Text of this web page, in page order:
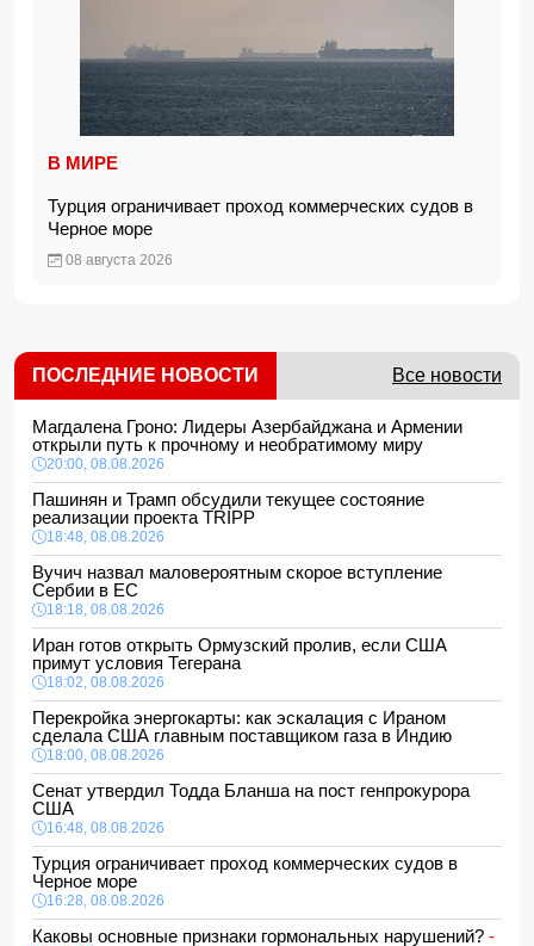
В МИРЕ
Турция ограничивает проход коммерческих судов в
Черное море
08 августа 2026
ПОСЛЕДНИЕ НОВОСТИ Все новости
Магдалена Гроно: Лидеры Азербайджана и Армении
открыли путь к прочному и необратимому миру
20:00, 08.08.2026
Пашинян и Трамп обсудили текущее состояние
реализации проекта TRIPP
18:48, 08.08.2026
Вучич назвал маловероятным скорое вступление
Сербии в ЕС
18:18, 08.08.2026
Иран готов открыть Ормузский пролив, если США
примут условия Тегерана
18:02, 08.08.2026
Перекройка энергокарты: как эскалация с Ираном
сделала США главным поставщиком газа в Индию
18:00, 08.08.2026
Сенат утвердил Тодда Бланша на пост генпрокурора
США
16:48, 08.08.2026
Турция ограничивает проход коммерческих судов в
Черное море
16:28, 08.08.2026
Каковы основные признаки гормональных нарушений? -